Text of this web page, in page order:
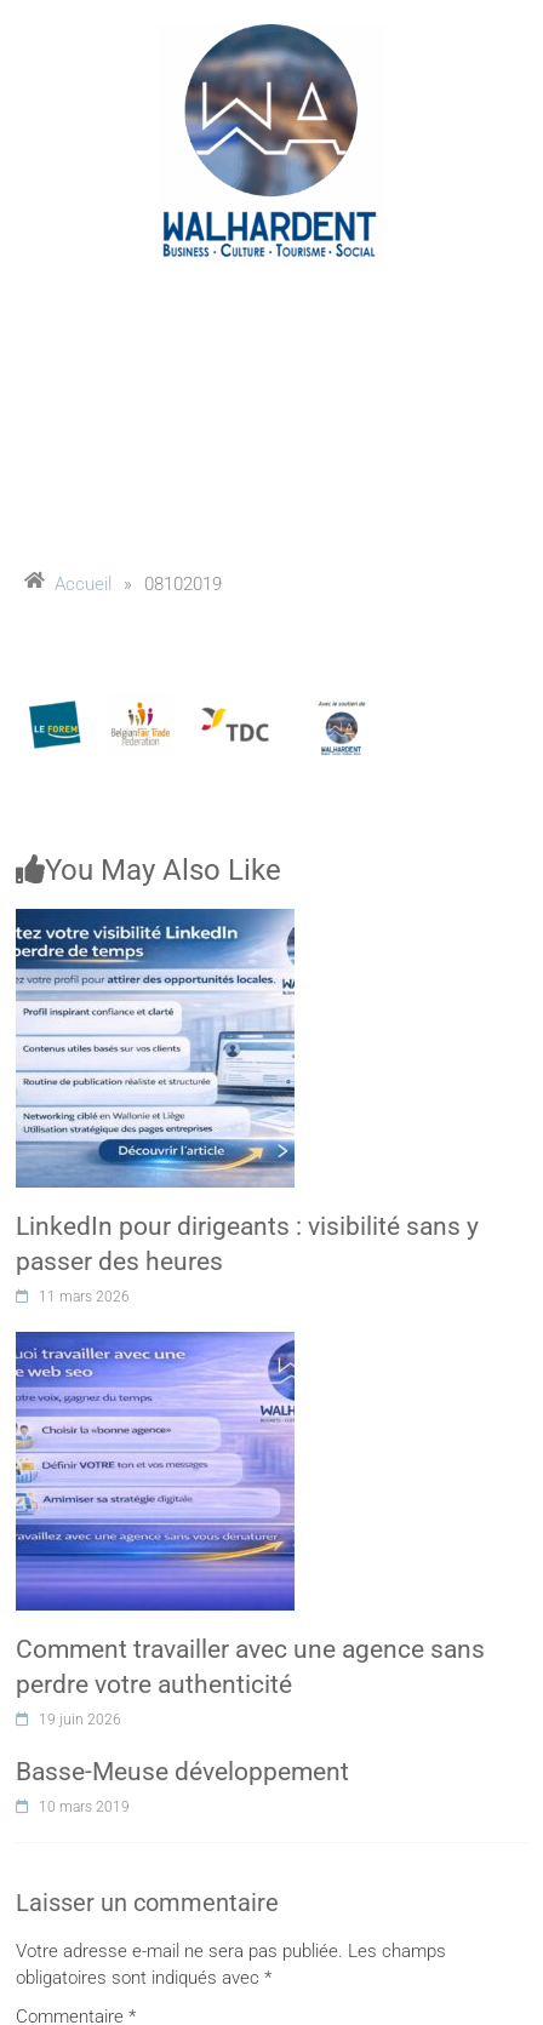
Accueil » 08102019
You May Also Like
LinkedIn pour dirigeants : visibilité sans y
passer des heures
11 mars 2026
Comment travailler avec une agence sans
perdre votre authenticité
19 juin 2026
Basse-Meuse développement
10 mars 2019
Laisser un commentaire
Votre adresse e-mail ne sera pas publiée. Les champs
obligatoires sont indiqués avec*
Commentaire*